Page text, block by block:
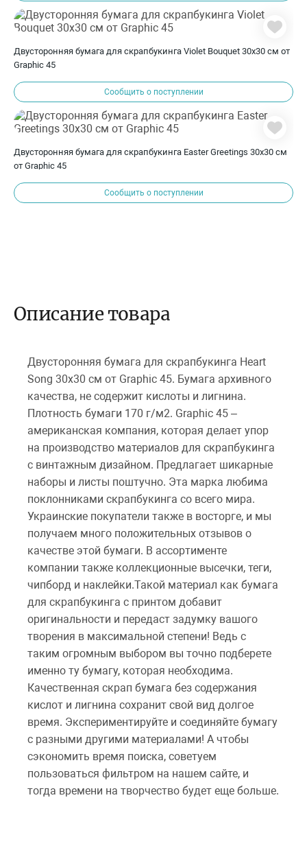
Двусторонняя бумага для скрапбукинга Violet Bouquet 30х30 см от
Graphic 45
Сообщить о поступлении
Двусторонняя бумага для скрапбукинга Easter Greetings 30х30 см
от Graphic 45
Сообщить о поступлении
Описание товара
Двусторонняя бумага для скрапбукинга Heart
Song 30х30 см от Graphic 45. Бумага архивного
качества, не содержит кислоты и лигнина.
Плотность бумаги 170 г/м2. Graphic 45 –
американская компания, которая делает упор
на производство материалов для скрапбукинга
с винтажным дизайном. Предлагает шикарные
наборы и листы поштучно. Эта марка любима
поклонниками скрапбукинга со всего мира.
Украинские покупатели также в восторге, и мы
получаем много положительных отзывов о
качестве этой бумаги. В ассортименте
компании также коллекционные высечки, теги,
чипборд и наклейки.Такой материал как бумага
для скрапбукинга с принтом добавит
оригинальности и передаст задумку вашого
творения в максимальной степени! Ведь с
таким огромным выбором вы точно подберете
именно ту бумагу, которая необходима.
Качественная скрап бумага без содержания
кислот и лигнина сохранит свой вид долгое
время. Экспериментируйте и соединяйте бумагу
с разными другими материалами! А чтобы
сэкономить время поиска, советуем
пользоваться фильтром на нашем сайте, и
тогда времени на творчество будет еще больше.